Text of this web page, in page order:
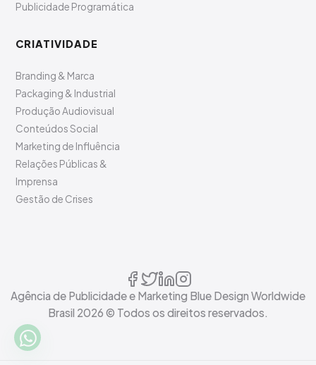
Publicidade Programática
CRIATIVIDADE
Branding & Marca
Packaging & Industrial
Produção Audiovisual
Conteúdos Social
Marketing de Influência
Relações Públicas &
Imprensa
Gestão de Crises
Agência de Publicidade e Marketing Blue Design Worldwide
Brasil 2026 © Todos os direitos reservados.